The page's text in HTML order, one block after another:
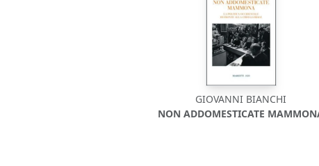
GIOVANNI BIANCHI
NON ADDOMESTICATE